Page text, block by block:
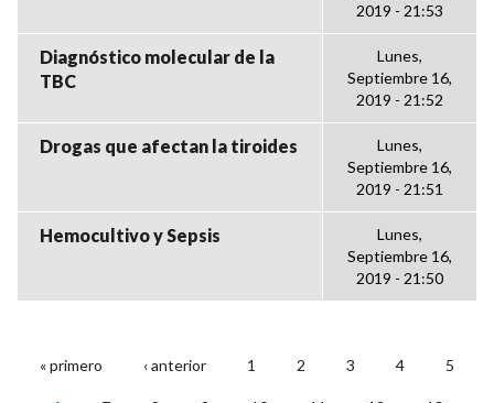
2019 - 21:53
Diagnóstico molecular de la
TBC
Lunes,
Septiembre 16,
2019 - 21:52
Drogas que afectan la tiroides
Lunes,
Septiembre 16,
2019 - 21:51
Hemocultivo y Sepsis
Lunes,
Septiembre 16,
2019 - 21:50
PÁGINAS
« primero ‹ anterior 1 2 3 4 5